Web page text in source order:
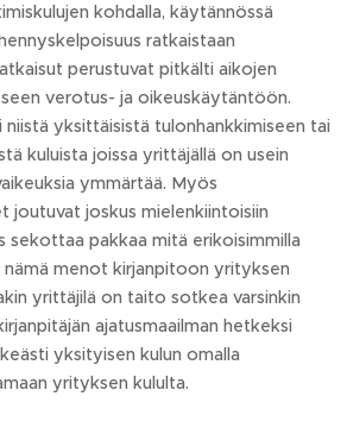
kohdalla, käytännössä
ratkaistaan
perustuvat pitkälti aikojen
verotus- ja oikeuskäytäntöön.
yksittäisistä tulonhankkimiseen tai
kuluista joissa yrittäjällä on usein
ymmärtää. Myös
joutuvat joskus mielenkiintoisiin
sekottaa pakkaa mitä erikoisimmilla
nämä menot kirjanpitoon yrityksen
yrittäjilä on taito sotkea varsinkin
ajatusmaailman hetkeksi
yksityisen kulun omalla
yrityksen kululta.